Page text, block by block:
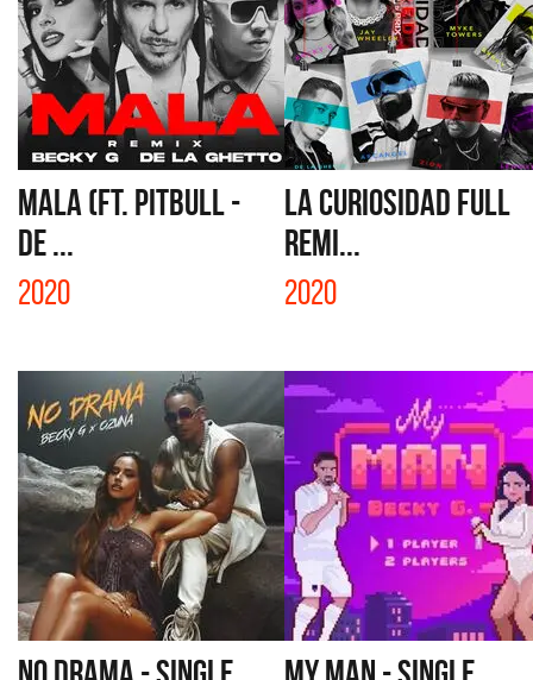
MALA (FT. PITBULL -
DE ...
2020
LA CURIOSIDAD FULL
REMI...
2020